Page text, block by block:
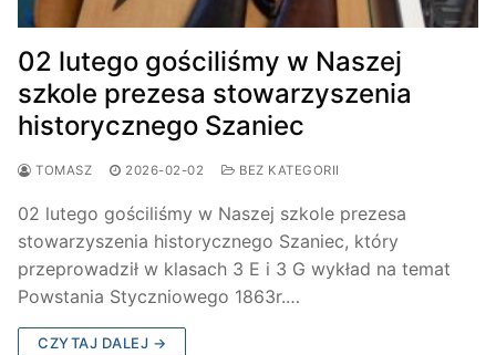
02 lutego gościliśmy w Naszej
szkole prezesa stowarzyszenia
historycznego Szaniec
TOMASZ 2026-02-02 BEZ KATEGORII
02 lutego gościliśmy w Naszej szkole prezesa
stowarzyszenia historycznego Szaniec, który
przeprowadził w klasach 3 E i 3 G wykład na temat
Powstania Styczniowego 1863r.…
CZYTAJ DALEJ →